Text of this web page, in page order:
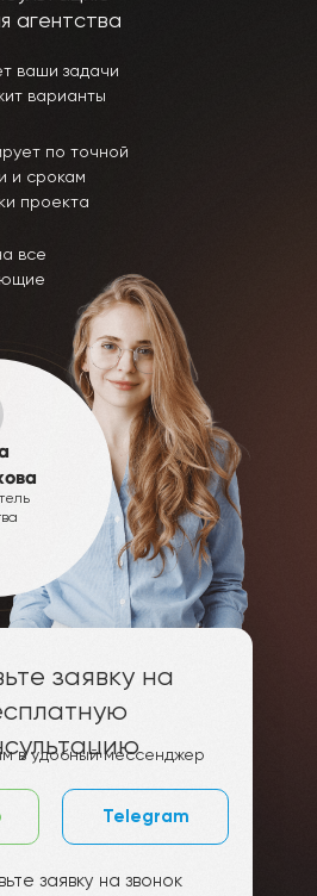
по точной
и срокам
проекта
агентства
все
ваши задачи
варианты
заявку на
в удобный мессенджер
Telegram
заявку на звонок